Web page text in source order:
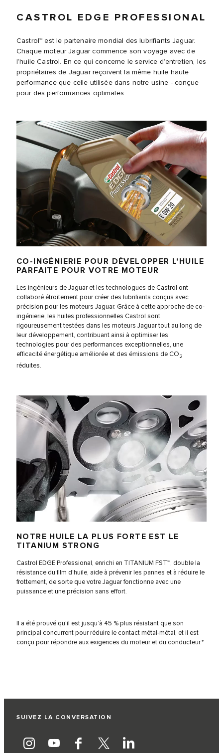
CASTROL EDGE PROFESSIONAL
Castrol™ est le partenaire mondial des lubrifiants Jaguar.
Chaque moteur Jaguar commence son voyage avec de
l’huile Castrol. En ce qui concerne le service d’entretien, les
propriétaires de Jaguar reçoivent la même huile haute
performance que celle utilisée dans notre usine - conçue
pour des performances optimales.
CO-INGÉNIERIE POUR DÉVELOPPER L'HUILE
PARFAITE POUR VOTRE MOTEUR
Les ingénieurs de Jaguar et les technologues de Castrol ont
collaboré étroitement pour créer des lubrifiants conçus avec
précision pour les moteurs Jaguar. Grâce à cette approche de co-
ingénierie, les huiles professionnelles Castrol sont
rigoureusement testées dans les moteurs Jaguar tout au long de
leur développement, contribuant ainsi à optimiser les
technologies pour des performances exceptionnelles, une
efficacité énergétique améliorée et des émissions de CO2
réduites.
NOTRE HUILE LA PLUS FORTE EST LE
TITANIUM STRONG
Castrol EDGE Professional, enrichi en TITANIUM FST™, double la
résistance du film d’huile, aide à prévenir les pannes et à réduire le
frottement, de sorte que votre Jaguar fonctionne avec une
puissance et une précision sans effort.
Il a été prouvé qu’il est jusqu’à 45 % plus résistant que son
principal concurrent pour réduire le contact métal-métal, et il est
conçu pour répondre aux exigences du moteur et du conducteur.*
SUIVEZ LA CONVERSATION